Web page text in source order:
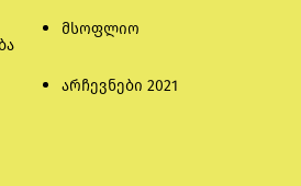
მსოფლიო
არჩევნები 2021